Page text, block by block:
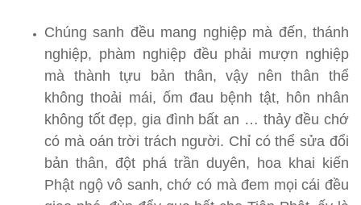
Chúng sanh đều mang nghiệp mà đến, thánh
nghiệp, phàm nghiệp đều phải mượn nghiệp
mà thành tựu bản thân, vậy nên thân thể
không thoải mái, ốm đau bệnh tật, hôn nhân
không tốt đẹp, gia đình bất an … thảy đều chớ
có mà oán trời trách người. Chỉ có thể sửa đổi
bản thân, đột phá trần duyên, hoa khai kiến
Phật ngộ vô sanh, chớ có mà đem mọi cái đều